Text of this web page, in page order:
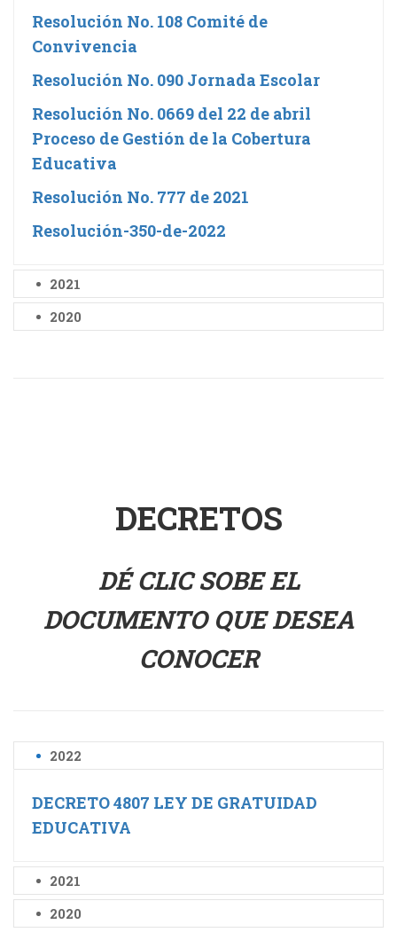
Resolución No. 108 Comité de
Convivencia
Resolución No. 090 Jornada Escolar
Resolución No. 0669 del 22 de abril
Proceso de Gestión de la Cobertura
Educativa
Resolución No. 777 de 2021
Resolución-350-de-2022
2021
2020
DECRETOS
DÉ CLIC SOBE EL
DOCUMENTO QUE DESEA
CONOCER
2022
DECRETO 4807 LEY DE GRATUIDAD
EDUCATIVA
2021
2020